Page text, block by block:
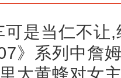
是当仁不让
》系列中詹
大黄蜂对女